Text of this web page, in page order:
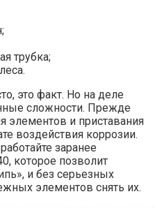
трубка;
это факт. Но на деле
сложности. Прежде
элементов и приставания
воздействия коррозии.
заранее
которое позволит
и без серьезных
элементов снять их.